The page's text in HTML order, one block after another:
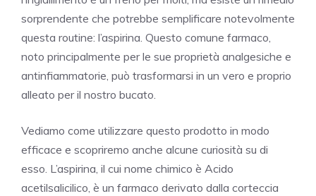
sorprendente che potrebbe semplificare notevolmente
questa routine: l’aspirina. Questo comune farmaco,
noto principalmente per le sue proprietà analgesiche e
antinfiammatorie, può trasformarsi in un vero e proprio
alleato per il nostro bucato.
Vediamo come utilizzare questo prodotto in modo
efficace e scopriremo anche alcune curiosità su di
esso. L’aspirina, il cui nome chimico è Acido
acetilsalicilico, è un farmaco derivato dalla corteccia